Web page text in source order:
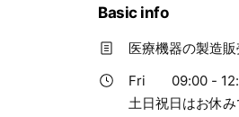
Basic info
医療機器の製造
Fri
09:00 -
土日祝日はお休み